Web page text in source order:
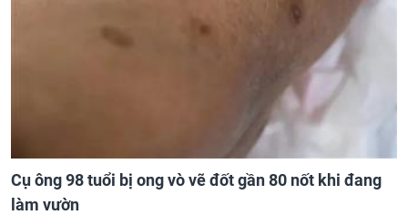
Cụ ông 98 tuổi bị ong vò vẽ đốt gần 80 nốt khi đang
làm vườn